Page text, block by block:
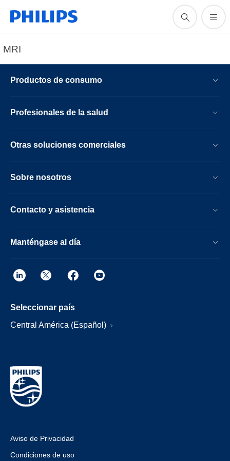
MRI
Productos de consumo
Profesionales de la salud
Otras soluciones comerciales
Sobre nosotros
Contacto y asistencia
Manténgase al día
Seleccionar país
Central América (Español)
Aviso de Privacidad
Condiciones de uso